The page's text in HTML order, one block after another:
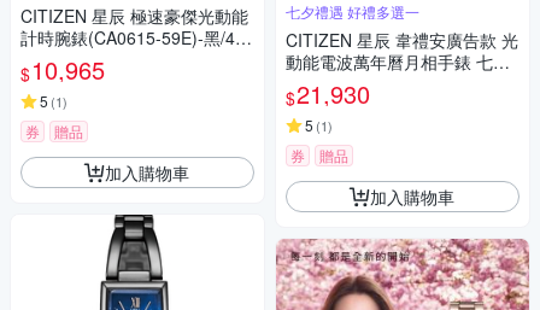
CITIZEN 星辰 極速豪傑光動能
計時腕錶(CA0615-59E)-黑/43
mm
$10,965
5 (1)
券 贈品
加入購物車
七夕禮遇 好禮多選一
CITIZEN 星辰 韋禮安廣告款 光
動能電波萬年曆月相手錶 七夕
寵愛季 送禮推薦 BY1035-56L
$21,930
5 (1)
券 贈品
加入購物車